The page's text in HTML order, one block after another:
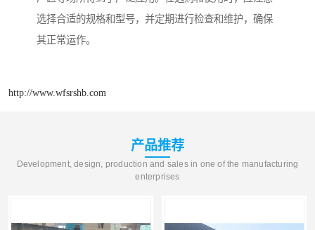
选择合适的规格和型号，并定期进行检查和维护，确保
其正常运作。
http://www.wfsrshb.com
产品推荐
Development, design, production and sales in one of the manufacturing
enterprises